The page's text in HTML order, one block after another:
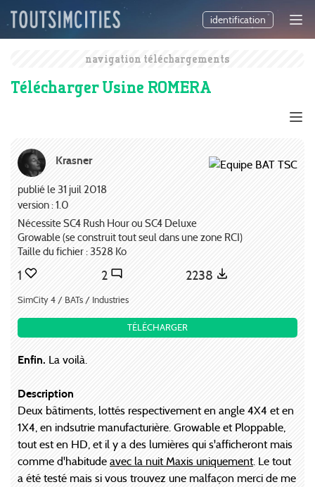
identification
navigation téléchargements
Télécharger Usine ROMERA
Krasner
publié le 31 juil 2018
version : 1.0
Nécessite SC4 Rush Hour ou SC4 Deluxe
Growable (se construit tout seul dans une zone RCI)
Taille du fichier : 3528 Ko
1 2 2238
SimCity 4 / BATs / Industries
TÉLÉCHARGER
Enfin. La voilà.
Description
Deux bâtiments, lottés respectivement en angle 4X4 et en
1X4, en indsutrie manufacturière. Growable et Ploppable,
tout est en HD, et il y a des lumières qui s'afficheront mais
comme d'habitude avec la nuit Maxis uniquement. Le tout
a été testé mais si vous trouvez une malfaçon merci de me